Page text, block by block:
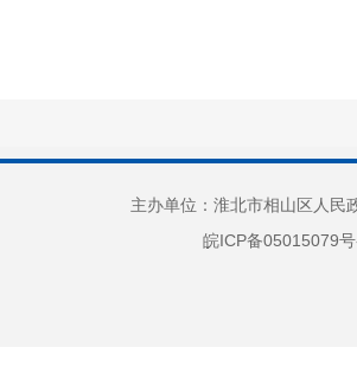
主办单位：淮北市相山区人
皖ICP备05015079